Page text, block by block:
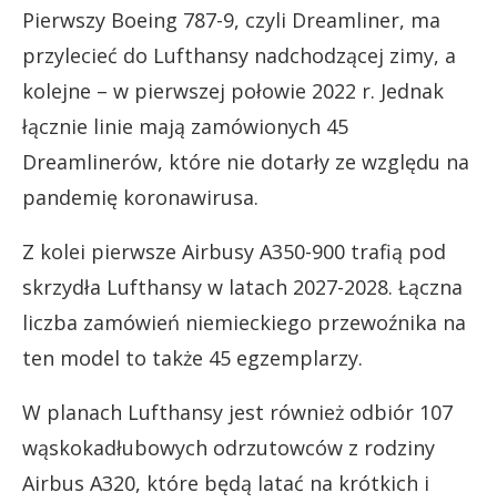
Pierwszy Boeing 787-9, czyli Dreamliner, ma
przylecieć do Lufthansy nadchodzącej zimy, a
kolejne – w pierwszej połowie 2022 r. Jednak
łącznie linie mają zamówionych 45
Dreamlinerów, które nie dotarły ze względu na
pandemię koronawirusa.
Z kolei pierwsze Airbusy A350-900 trafią pod
skrzydła Lufthansy w latach 2027-2028. Łączna
liczba zamówień niemieckiego przewoźnika na
ten model to także 45 egzemplarzy.
W planach Lufthansy jest również odbiór 107
wąskokadłubowych odrzutowców z rodziny
Airbus A320, które będą latać na krótkich i